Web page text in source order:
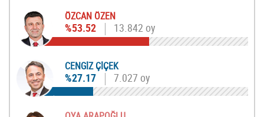
ÖZCAN ÖZEN
%53.52 13.842 oy
CENGİZ ÇİÇEK
%27.17 7.027 oy